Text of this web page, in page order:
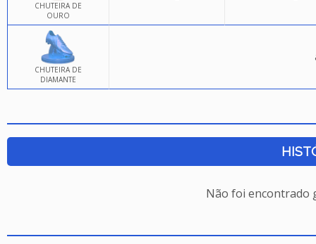
CHUTEIRA DE
OURO
CHUTEIRA DE
DIAMANTE
Não foi encontrado